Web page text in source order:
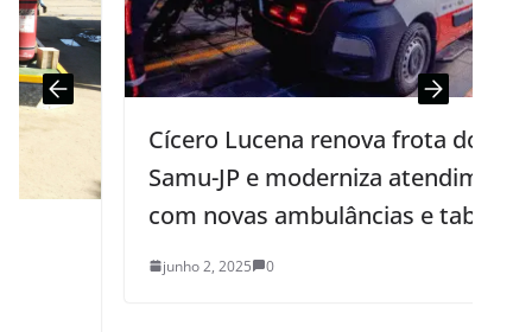
Cícero Lucena renova frota do
Samu-JP e moderniza atendimento
com novas ambulâncias e tablets
junho 2, 2025 0